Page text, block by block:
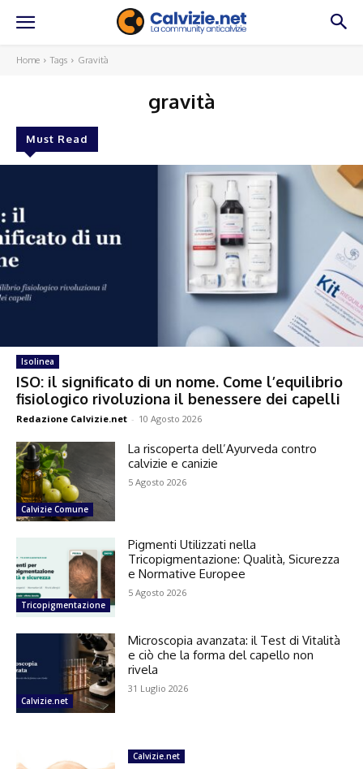
Home Tags Gravità
gravità
Must Read
Isolinea
ISO: il significato di un nome. Come l’equilibrio
fisiologico rivoluziona il benessere dei capelli
Redazione Calvizie.net - 10 Agosto 2026
Calvizie Comune
La riscoperta dell’Ayurveda contro
calvizie e canizie
5 Agosto 2026
Tricopigmentazione
Pigmenti Utilizzati nella
Tricopigmentazione: Qualità, Sicurezza
e Normative Europee
5 Agosto 2026
Calvizie.net
Microscopia avanzata: il Test di Vitalità
e ciò che la forma del capello non
rivela
31 Luglio 2026
Calvizie.net